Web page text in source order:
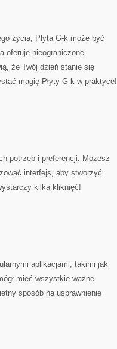
życia, Płyta⁢ G-k⁣ może ⁢być
oferuje nieograniczone
⁣że⁤ Twój dzień stanie się
magię Płyty‌ G-k w praktyce!
⁤potrzeb i preferencji. Możesz
interfejs, aby ​stworzyć
kilka kliknięć!
aplikacjami, takimi jak
mieć wszystkie ‌ważne⁤
sposób⁤ na usprawnienie‌